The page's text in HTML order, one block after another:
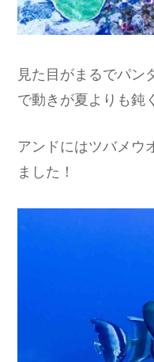
見た目がまるでパン
で動きが夏よりも鈍
アンドにはツバメウ
ました！